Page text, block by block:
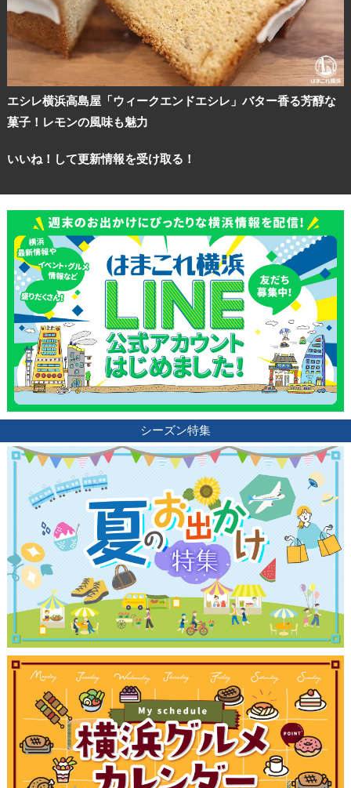
エシレ横浜高島屋「ウィークエンドエシレ」バター香る芳醇な
菓子！レモンの風味も魅力
いいね！して更新情報を受け取る！
シーズン特集
観光ガイド
ランキング
ブログ記事
サイトについて